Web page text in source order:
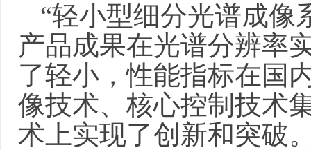
“轻小型细分光谱成像
产品成果在光谱分辨率
了轻小，性能指标在国
像技术、核心控制技术
术上实现了创新和突破